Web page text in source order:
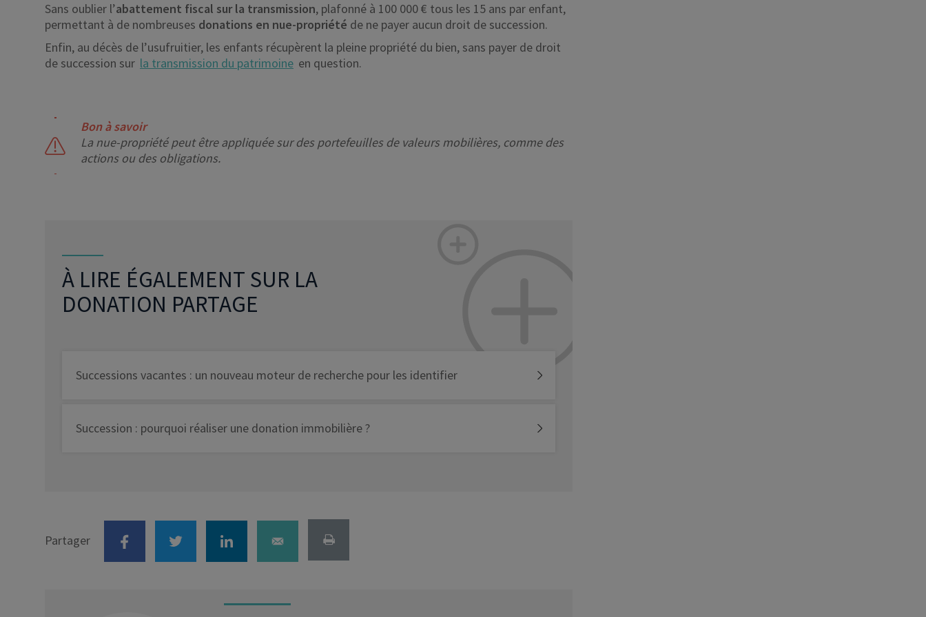
Sans oublier l’abattement fiscal sur la transmission, plafonné à 100 000 € tous les 15 ans par enfant,
permettant à de nombreuses donations en nue-propriété de ne payer aucun droit de succession.
Enfin, au décès de l’usufruitier, les enfants récupèrent la pleine propriété du bien, sans payer de droit
de succession sur la transmission du patrimoine en question.
Bon à savoir
La nue-propriété peut être appliquée sur des portefeuilles de valeurs mobilières, comme des
actions ou des obligations.
À LIRE ÉGALEMENT SUR LA
DONATION PARTAGE
Successions vacantes : un nouveau moteur de recherche pour les identifier
Succession : pourquoi réaliser une donation immobilière ?
Partager